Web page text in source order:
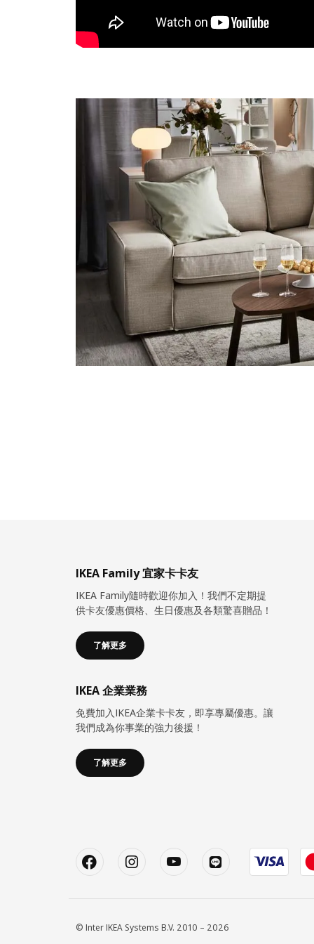
IKEA Family 宜家卡卡友
IKEA Family隨時歡迎你加入！我們不定期提
供卡友優惠價格、生日優惠及各類驚喜贈品！
了解更多
IKEA 企業業務
免費加入IKEA企業卡卡友，即享專屬優惠。讓
我們成為你事業的強力後援！
了解更多
© Inter IKEA Systems B.V. 2010 – 2026